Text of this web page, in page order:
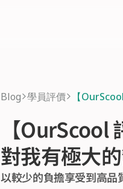
Blog>學員評價> 【
【
對我有極大
以較少的負擔享受到高品